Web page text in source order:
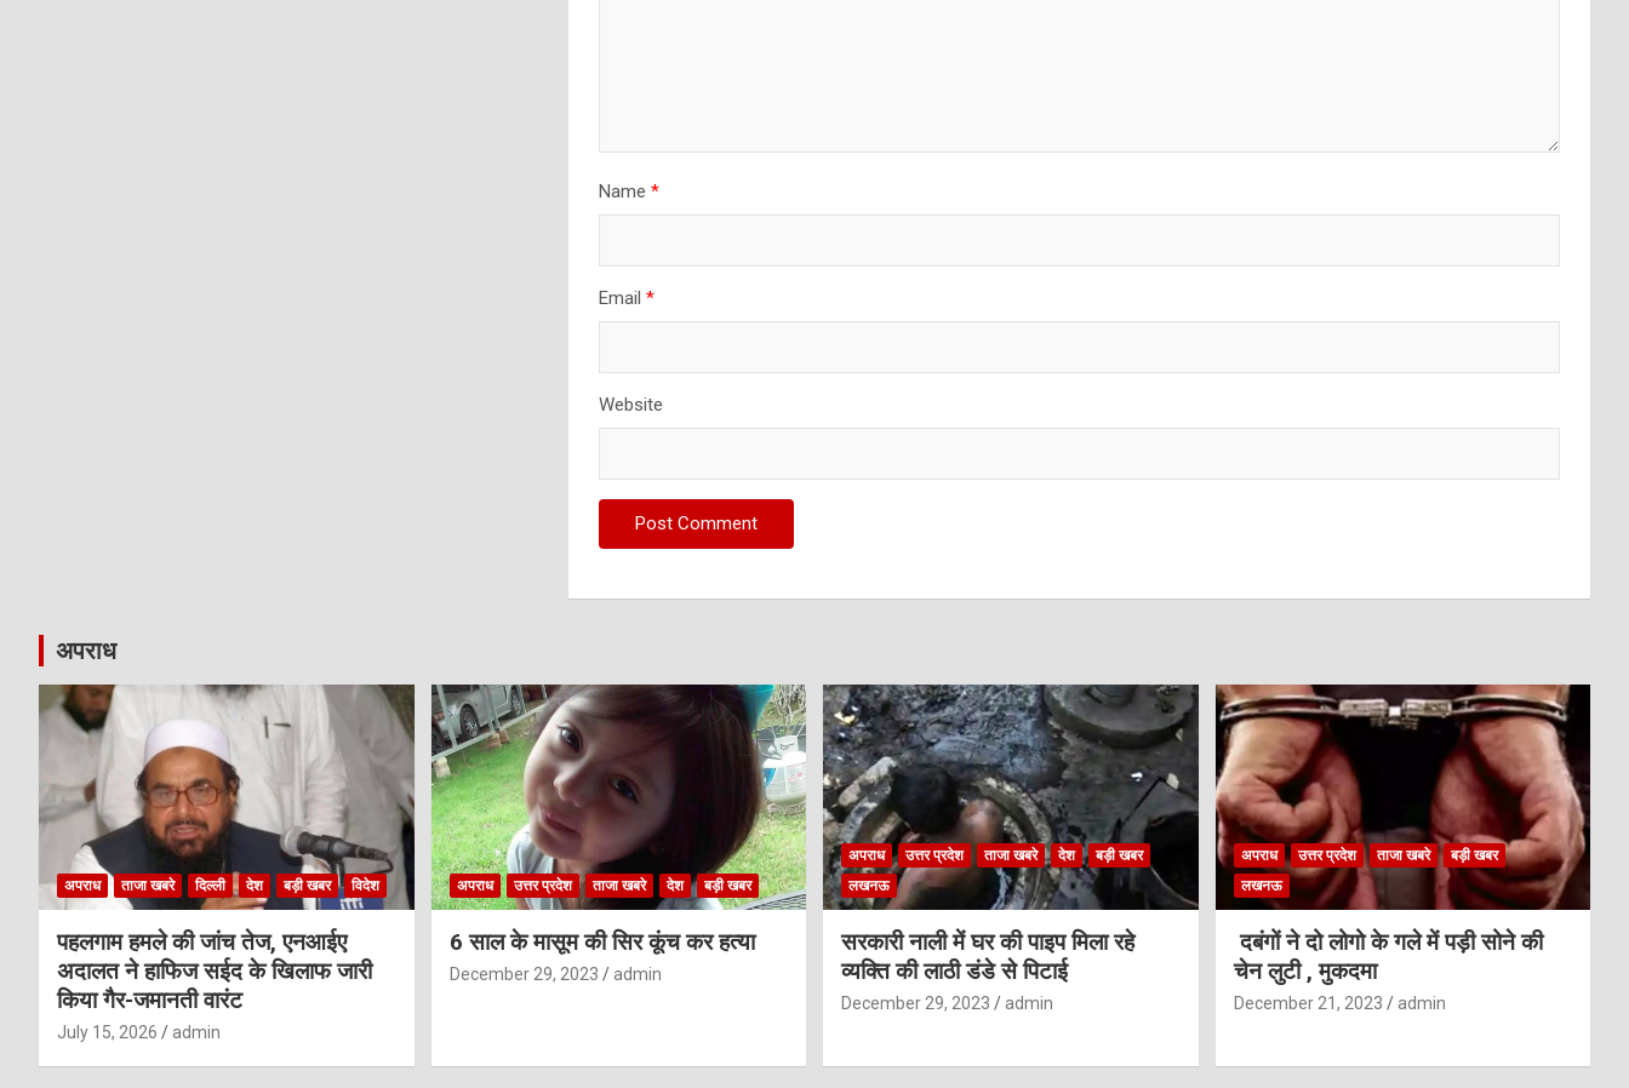
Name *
Email *
Website
अपराध
अपराध ताजा खबरे दिल्ली देश बड़ी खबर विदेश
पहलगाम हमले की जांच तेज, एनआईए
अदालत ने हाफिज सईद के खिलाफ जारी
किया गैर-जमानती वारंट
July 15, 2026 admin
अपराध उत्तर प्रदेश ताजा खबरे देश बड़ी खबर
6 साल के मासूम की सिर कूंच कर हत्या
December 29, 2023 admin
अपराध उत्तर प्रदेश ताजा खबरे देश
बड़ी खबर
लखनऊ
सरकारी नाली में घर की पाइप मिला रहे
व्यक्ति की लाठी डंडे से पिटाई
December 29, 2023 admin
अपराध उत्तर प्रदेश ताजा खबरे
बड़ी खबर
लखनऊ
दबंगों ने दो लोगो के गले में पड़ी सोने की
चेन लुटी , मुकदमा
December 21, 2023 admin